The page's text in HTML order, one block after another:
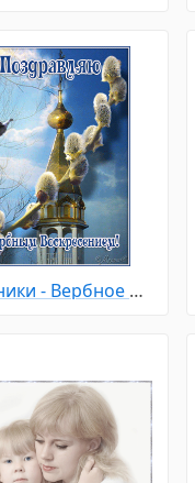
Праздники - Вербное Воскресенье